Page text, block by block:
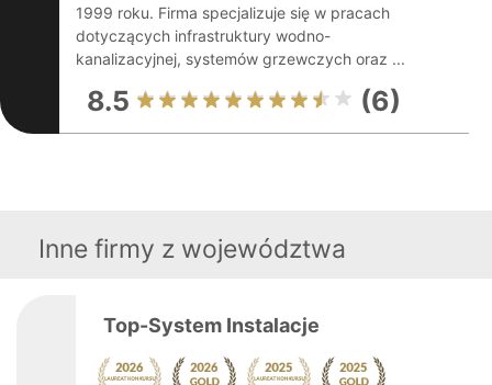
1999 roku. Firma specjalizuje się w pracach
dotyczących infrastruktury wodno-
kanalizacyjnej, systemów grzewczych oraz ...
8.5 (6)
Inne firmy z województwa
Top-System Instalacje